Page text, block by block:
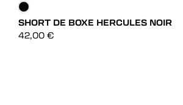
SHORT DE BOXE HERCULES NOIR
42,00 €